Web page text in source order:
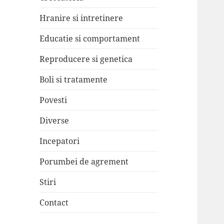
Hranire si intretinere
Educatie si comportament
Reproducere si genetica
Boli si tratamente
Povesti
Diverse
Incepatori
Porumbei de agrement
Stiri
Contact